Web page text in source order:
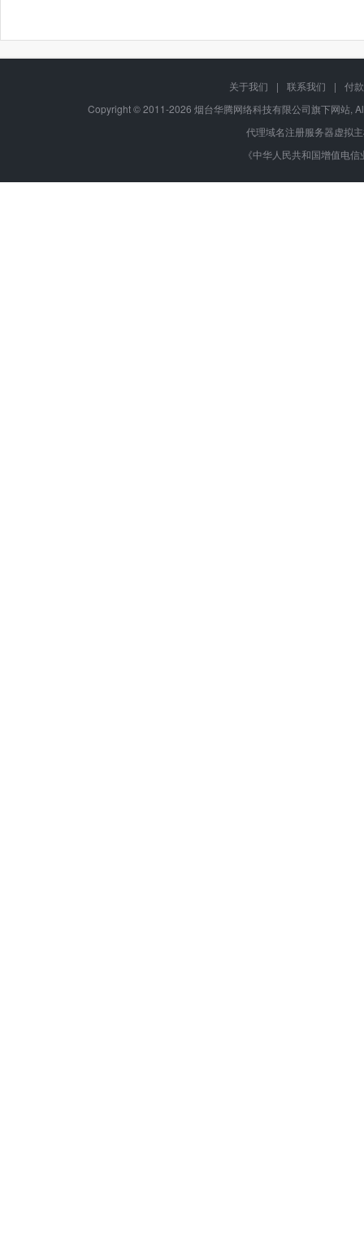
关于我们 | 联系我们 |
付
Copyright © 2011-2026 烟台华腾网络科技有限公司旗下网站,
代理域名注册服务器虚拟
《中华人民共和国增值电